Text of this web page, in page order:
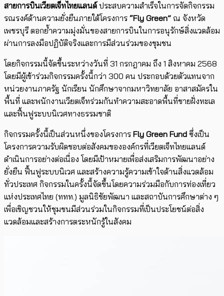
สายการบินเวียตเจ็ทไทยแลนด์ประสบความสำเร็จในการจัดกิจกรรม
รณรงค์ด้านความยั่งยืนภายใต้โครงการ “Fly Green” ณ จังหวัด
เพชรบุรี ตอกย้ำความมุ่งมั่นของสายการบินในการอนุรักษ์สิ่งแวดล้อม
ผ่านการลงมือปฏิบัติจริงและการมีส่วนร่วมของชุมชน
โดยกิจกรรมนี้จัดขึ้นระหว่างวันที่ 31 กรกฎาคม ถึง 1 สิงหาคม 2568
โดยมีผู้เข้าร่วมกิจกรรมครั้งนี้กว่า 300 คน ประกอบด้วยตัวแทนจาก
หน่วยงานภาครัฐ นักเรียน นักศึกษาจากมหาวิทยาลัย อาสาสมัครใน
พื้นที่ และพนักงานเวียตเจ็ทร่วมกันทำความสะอาดพื้นที่ชายฝั่งทะเล
และฟื้นฟูระบบนิเวศทางธรรมชาติ
กิจกรรมครั้งนี้เป็นส่วนหนึ่งของโครงการ Fly Green Fund ซึ่งเป็น
โครงการความรับผิดชอบต่อสังคมขององค์กรที่เวียตเจ็ทไทยแลนด์
ดำเนินการอย่างต่อเนื่อง โดยมีเป้าหมายเพื่อส่งเสริมการพัฒนาอย่าง
ยั่งยืน ฟื้นฟูระบบนิเวศ และสร้างความรู้ความเข้าใจด้านสิ่งแวดล้อม
ทั่วประเทศ กิจกรรมในครั้งนี้จัดขึ้นโดยความร่วมมือกับการท่องเที่ยว
แห่งประเทศไทย (ททท.) มูลนิธิชัยพัฒนา และสถาบันการศึกษาต่าง ๆ
เพื่อเชิญชวนให้ชุมชนมีส่วนร่วมในกิจกรรมที่เป็นประโยชน์ต่อสิ่ง
แวดล้อมและสร้างการตระหนักรู้ในสังคม